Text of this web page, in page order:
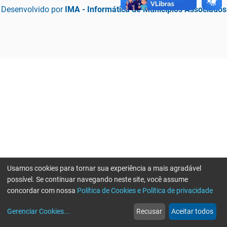
Desenvolvido por IMA - Informática de Municípios Associados
web
Notícias
more_horiz
Mais
Usamos cookies para tornar sua experiência a mais agradável
possível. Se continuar navegando neste site, você assume
concordar com nossa Política de Cookies e Política de privacidade
Gerenciar Cookies... Recusar Aceitar todos
Erro ao enviar informações, por favor tente novamente